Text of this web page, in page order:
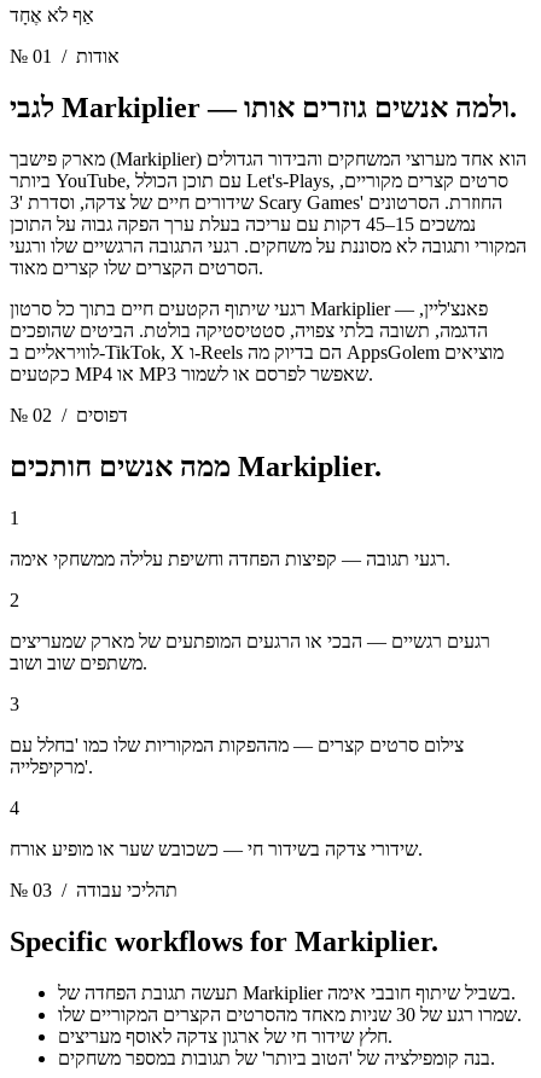
אַף לֹא אֶחָד
№ 01
/ אודות
לגבי Markiplier — ולמה אנשים גוזרים אותו.
מארק פישבך (Markiplier) הוא אחד מערוצי המשחקים והבידור הגדולים
ביותר YouTube, עם תוכן הכולל Let's-Plays, סרטים קצרים מקוריים,
שידורים חיים של צדקה, וסדרת '3 Scary Games' החוזרת. הסרטונים
נמשכים 15–45 דקות עם עריכה בעלת ערך הפקה גבוה על התוכן
המקורי ותגובה לא מסוננת על משחקים. רגעי התגובה הרגשיים שלו ורגעי
הסרטים הקצרים שלו קצרים מאוד.
רגעי שיתוף הקטעים חיים בתוך כל סרטון Markiplier — פאנצ'ליין,
הדגמה, תשובה בלתי צפויה, סטטיסטיקה בולטת. הביטים שהופכים
לוויראליים ב-TikTok, X ו-Reels הם בדיוק מה AppsGolem מוציאים
כקטעים MP4 או MP3 שאפשר לפרסם או לשמור.
№ 02
/ דפוסים
Markiplier.
1
רגעי תגובה — קפיצות הפחדה וחשיפת עלילה ממשחקי אימה.
2
רגעים רגשיים — הבכי או הרגעים המופתעים של מארק שמעריצים
משתפים שוב ושוב.
3
צילום סרטים קצרים — מההפקות המקוריות שלו כמו 'בחלל עם
מרקיפלייה'.
4
שידורי צדקה בשידור חי — כשכובש שער או מופיע אורח.
№ 03
/ תהליכי עבודה
Specific workflows for Markiplier.
תעשה תגובת הפחדה של Markiplier בשביל שיתוף חובבי אימה.
שמרו רגע של 30 שניות מאחד מהסרטים הקצרים המקוריים שלו.
חלץ שידור חי של ארגון צדקה לאוסף מעריצים.
בנה קומפילציה של 'הטוב ביותר' של תגובות במספר משחקים.